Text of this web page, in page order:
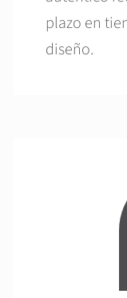
plazo en
diseño.